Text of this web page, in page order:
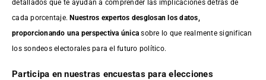
detallados que te ayudan a comprender las implicaciones detrás de
cada porcentaje.Nuestros expertos desglosan los datos,
proporcionando una perspectiva única sobre lo que realmente significan
los sondeos electorales para el futuro político.
Participa en nuestras encuestas para elecciones